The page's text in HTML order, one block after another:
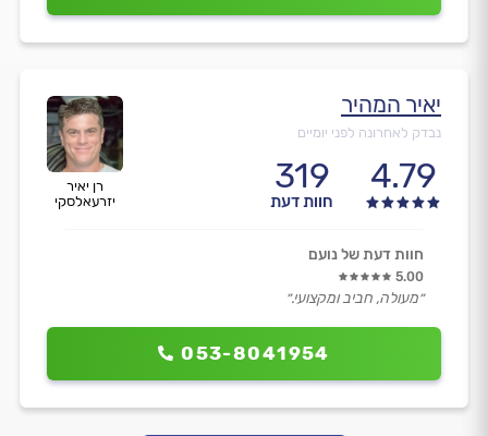
רן יאיר
יזרעאלסקי
יאיר המהיר
נבדק לאחרונה לפני יומיים
4.79
319
חוות דעת
053-8041954
חוות דעת של נועם
5.00
״מעולה, חביב ומקצועי.״